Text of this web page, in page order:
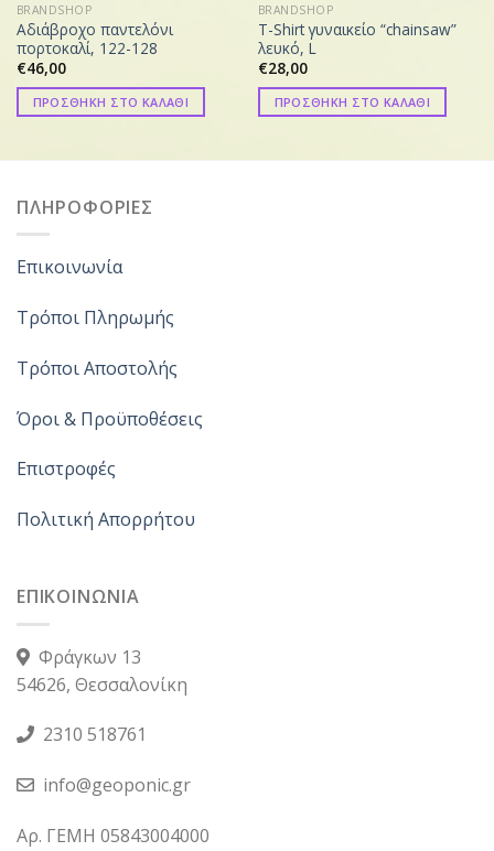
BRANDSHOP
Αδιάβροχο παντελόνι
πορτοκαλί, 122-128
€46,00
ΠΡΟΣΘΗΚΗ ΣΤΟ ΚΑΛΑΘΙ
BRANDSHOP
T-Shirt γυναικείο “chainsaw”
λευκό, L
€28,00
ΠΡΟΣΘΗΚΗ ΣΤΟ ΚΑΛΑΘΙ
ΠΛΗΡΟΦΟΡΙΕΣ
Επικοινωνία
Τρόποι Πληρωμής
Τρόποι Αποστολής
Όροι & Προϋποθέσεις
Επιστροφές
Πολιτική Απορρήτου
ΕΠΙΚΟΙΝΩΝΙΑ
Φράγκων 13
54626, Θεσσαλονίκη
2310 518761
info@geoponic.gr
Αρ. ΓΕΜΗ 05843004000